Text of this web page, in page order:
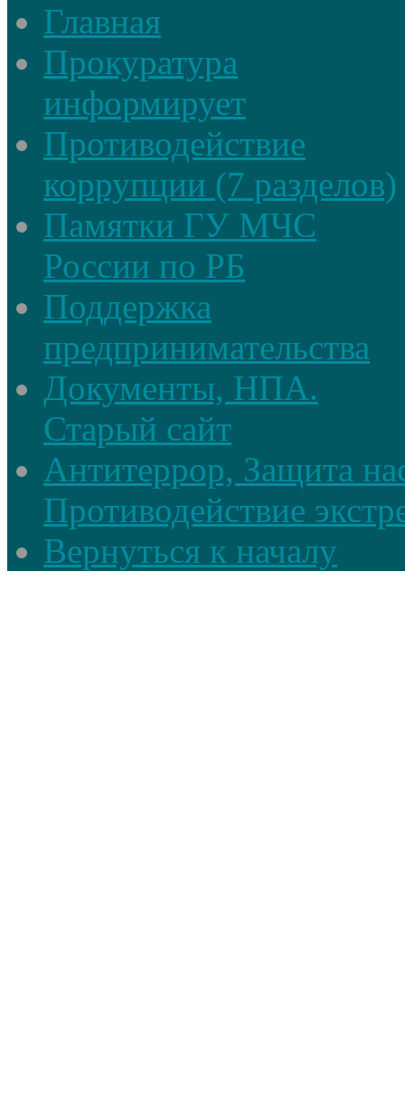
Главная
Прокуратура
информирует
Противодействие
коррупции (7 разделов)
Памятки ГУ МЧС
России по РБ
Поддержка
предпринимательства
Документы, НПА.
Старый сайт
Антитеррор, Защита
Противодействие
Вернуться к началу